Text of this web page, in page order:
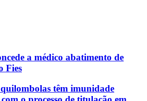
a médico abatimento de
Fies
têm imunidade